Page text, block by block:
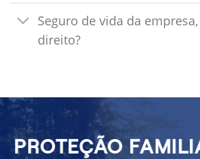
Seguro de vida da
direito?
PROTEÇÃO